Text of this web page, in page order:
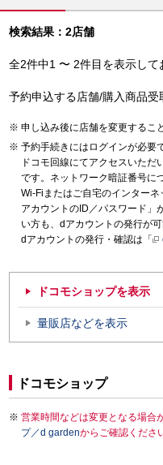
検索結果：2店舗
全2件中1 〜 2件目を表示し
予約申込する店舗/購入商品受
申し込み後に店舗を変更するこ
予約手続きにはログインが必要
ドコモ回線にてアクセスいた
です。ネットワーク暗証番号に
Wi-Fiまたはご自宅のインター
アカウントのID／パスワード」
い方も、dアカウントの発行が可
dアカウントの発行・確認は「
ドコモショップを表示
量販店などを表示
ドコモショップ
営業時間などは変更となる場合
プ／d gardenからご確認くださ